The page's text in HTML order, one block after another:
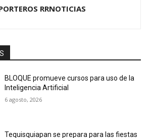
RRNOTICIAS
BLOQUE promueve cursos para uso de la
Inteligencia Artificial
6 agosto, 2026
Tequisquiapan se prepara para las fiestas